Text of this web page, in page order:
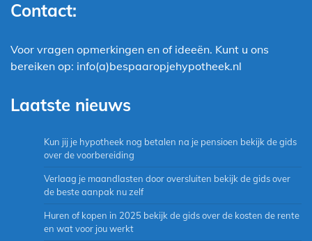
Contact:
Voor vragen opmerkingen en of ideeën. Kunt u ons
bereiken op: info(a)bespaaropjehypotheek.nl
Laatste nieuws
Kun jij je hypotheek nog betalen na je pensioen bekijk de gids
over de voorbereiding
Verlaag je maandlasten door oversluiten bekijk de gids over
de beste aanpak nu zelf
Huren of kopen in 2025 bekijk de gids over de kosten de rente
en wat voor jou werkt